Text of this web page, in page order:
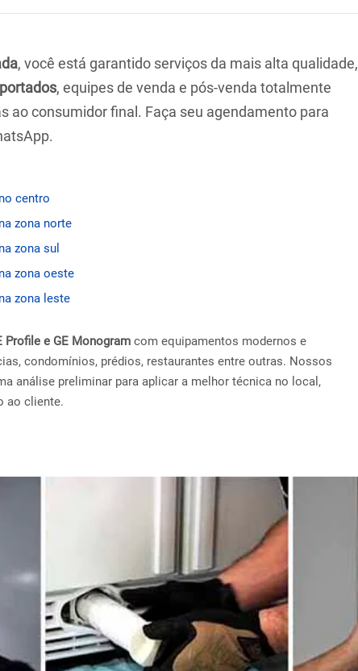
, você está garantido serviços da mais alta qualidade,
, equipes de venda e pós-venda totalmente
ao consumidor final. Faça seu agendamento para
centro
zona norte
zona sul
zona oeste
zona leste
Profile e GE Monogram com equipamentos modernos e
condomínios, prédios, restaurantes entre outras. Nossos
análise preliminar para aplicar a melhor técnica no local,
ao cliente.